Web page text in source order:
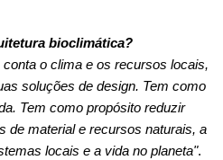
ainda mais. Isso não é
bioclimática?
o clima e os recursos locais,
soluções de design. Tem como
Tem como propósito reduzir
de material e recursos naturais, a
locais e a vida no planeta".